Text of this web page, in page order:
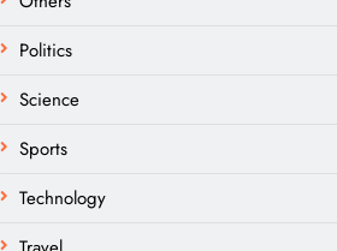
Politics
Science
Sports
Technology